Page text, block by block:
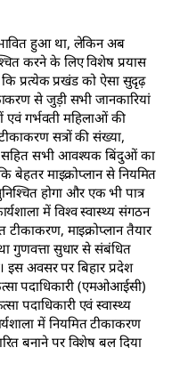
हुआ था, लेकिन अब
करने के लिए विशेष प्रयास
प्रत्येक प्रखंड को ऐसा सुदृढ़
से जुड़ी सभी जानकारियां
एवं गर्भवती महिलाओं की
सत्रों की संख्या,
सहित सभी आवश्यक बिंदुओं का
बेहतर माइक्रोप्लान से नियमित
होगा और एक भी पात्र
में विश्व स्वास्थ्य संगठन
माइक्रोप्लान तैयार
गुणवत्ता सुधार से संबंधित
इस अवसर पर बिहार प्रदेश
पदाधिकारी (एमओआईसी)
पदाधिकारी एवं स्वास्थ्य
में नियमित टीकाकरण
बनाने पर विशेष बल दिया